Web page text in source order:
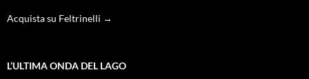
Acquista su Feltrinelli →
L’ULTIMA ONDA DEL LAGO